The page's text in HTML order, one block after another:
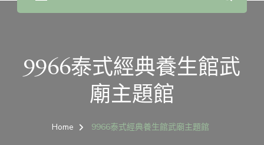
9966泰式經典養生館武
廟主題館
Home 9966泰式經典養生館武廟主題館